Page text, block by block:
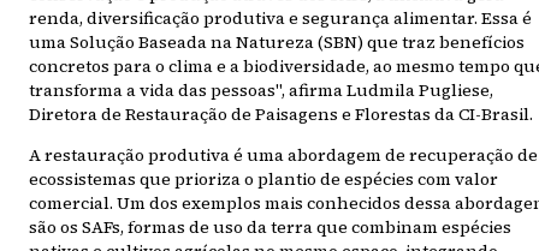
renda, diversificação produtiva e segurança alimentar. Essa é
uma Solução Baseada na Natureza (SBN) que traz benefícios
concretos para o clima e a biodiversidade, ao mesmo tempo
transforma a vida das pessoas", afirma Ludmila Pugliese,
Diretora de Restauração de Paisagens e Florestas da CI-Brasil.
A restauração produtiva é uma abordagem de recuperação de
ecossistemas que prioriza o plantio de espécies com valor
comercial. Um dos exemplos mais conhecidos dessa
são os SAFs, formas de uso da terra que combinam espécies